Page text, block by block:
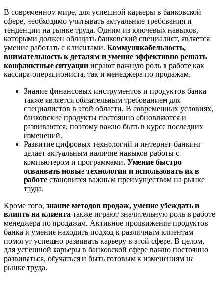
В современном мире, для успешной карьеры в банковской
сфере, необходимо учитывать актуальные требования и
тенденции на рынке труда. Одним из ключевых навыков,
которыми должен обладать банковский специалист, является
умение работать с клиентами. Коммуникабельность,
внимательность к деталям и умение эффективно решать
конфликтные ситуации играют важную роль в работе как
кассира-операциониста, так и менеджера по продажам.
Знание финансовых инструментов и продуктов банка
также является обязательным требованием для
специалистов в этой области. В современных условиях,
банковские продукты постоянно обновляются и
развиваются, поэтому важно быть в курсе последних
изменений.
Развитие цифровых технологий и интернет-банкинг
делает актуальным наличие навыков работы с
компьютером и программами. Умение быстро
осваивать новые технологии и использовать их в
работе становится важным преимуществом на рынке
труда.
Кроме того, знание методов продаж, умение убеждать и
влиять на клиента также играют значительную роль в работе
менеджера по продажам. Активное продвижение продуктов
банка и умение находить подход к различным клиентам
помогут успешно развивать карьеру в этой сфере. В целом,
для успешной карьеры в банковской сфере важно постоянно
развиваться, обучаться и быть готовым к изменениям на
рынке труда.